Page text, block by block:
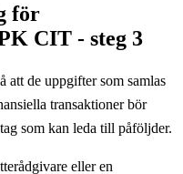
för
CIT - steg 3
att de uppgifter som samlas
transaktioner bör
som kan leda till påföljder.
eller en